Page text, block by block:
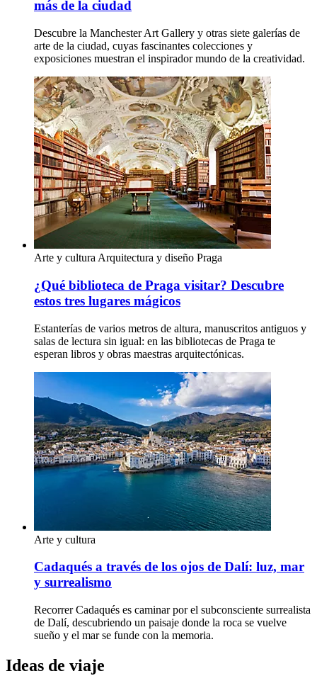
más de la ciudad
Descubre la Manchester Art Gallery y otras siete galerías de
arte de la ciudad, cuyas fascinantes colecciones y
exposiciones muestran el inspirador mundo de la creatividad.
Arte y cultura Arquitectura y diseño Praga
¿Qué biblioteca de Praga visitar? Descubre
estos tres lugares mágicos
Estanterías de varios metros de altura, manuscritos antiguos y
salas de lectura sin igual: en las bibliotecas de Praga te
esperan libros y obras maestras arquitectónicas.
Arte y cultura
Cadaqués a través de los ojos de Dalí: luz, mar
y surrealismo
Recorrer Cadaqués es caminar por el subconsciente surrealista
de Dalí, descubriendo un paisaje donde la roca se vuelve
sueño y el mar se funde con la memoria.
Ideas de viaje